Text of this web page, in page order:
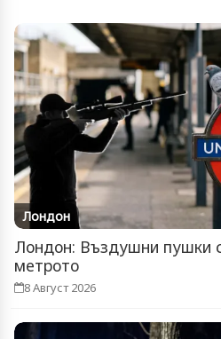
Лондон
Лондон: Въздушни пушки
метрото
8 Август 2026